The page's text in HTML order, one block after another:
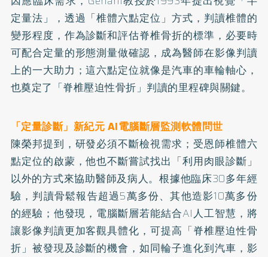
定量法」，透過「椎體六點定位」方式，判讀椎體的
變形程度，作為診斷和評估脊椎骨折的標準，必要時
可配合定量的形態測量做確認，成為醫師在影像判讀
上的一大助力；這六點定位就像是汽車的車輪軸心，
也奠定了「脊椎壓迫性骨折」判讀的里程碑與關鍵。
「定量診斷」新紀元 AI電腦斷層監測軟體問世
陳榮邦提到，研發必須不斷檢視需求；受恩師椎體六
點定位的啟蒙，他也不斷嘗試找出「利用肉眼診斷」
以外的方式來協助醫師及病人。根據他臨床30多年經
驗，判讀骨鬆報告超過5萬多份、其他造影10萬多份
的經驗；他發現，電腦斷層若能結合AI人工智慧，將
讓影像判讀更加客觀具體化，可提高「脊椎壓迫性骨
折」被發現及診斷的機會，如同輪子進化到汽車，影